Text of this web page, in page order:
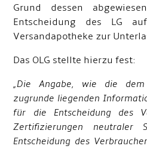
Grund dessen
Entscheidung des LG
Versandapotheke zur
Das OLG stellte hierzu fest:
„Die Angabe, wie die dem
zugrunde liegenden
für die Entscheidung des
Zertifizierungen
Entscheidung des